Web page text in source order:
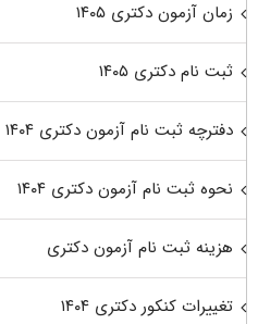
زمان آزمون دکتری ۱۴۰۵
ثبت نام دکتری ۱۴۰۵
دفترچه ثبت نام آزمون دکتری ۱۴۰۴
نحوه ثبت نام آزمون دکتری ۱۴۰۴
هزینه ثبت نام آزمون دکتری
تغییرات کنکور دکتری ۱۴۰۴